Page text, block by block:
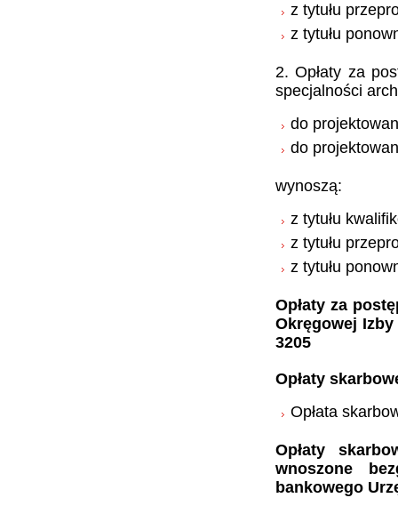
z tytułu
z tytułu
2. Opłaty za
specjalności
do
do
wynoszą:
z tytułu
z tytułu
z tytułu
Opłaty za
Okręgowej
3205
Opłaty
Opłata
Opłaty
wnoszone
bankowego